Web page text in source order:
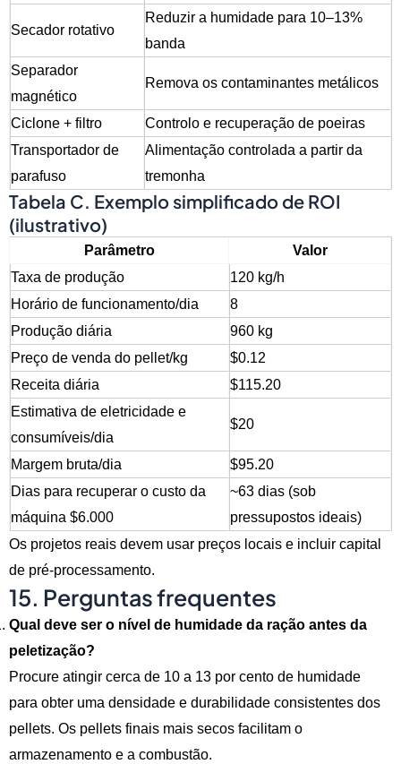
Secador rotativo
Reduzir a humidade para 10–13%
banda
Separador
magnético
Remova os contaminantes metálicos
Ciclone + filtro
Controlo e recuperação de poeiras
Transportador de
parafuso
Alimentação controlada a partir da
tremonha
Tabela C. Exemplo simplificado de ROI
(ilustrativo)
Parâmetro
Valor
Taxa de produção
120 kg/h
Horário de funcionamento/dia
8
Produção diária
960 kg
Preço de venda do pellet/kg
$0.12
Receita diária
$115.20
Estimativa de eletricidade e
consumíveis/dia
$20
Margem bruta/dia
$95.20
Dias para recuperar o custo da
máquina $6.000
~63 dias (sob
pressupostos ideais)
Os projetos reais devem usar preços locais e incluir capital
de pré-processamento.
15. Perguntas frequentes
Qual deve ser o nível de humidade da ração antes da
peletização?
Procure atingir cerca de 10 a 13 por cento de humidade
para obter uma densidade e durabilidade consistentes dos
pellets. Os pellets finais mais secos facilitam o
armazenamento e a combustão.